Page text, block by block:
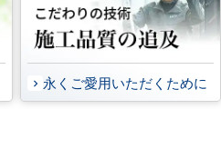
永くご愛用いただくために